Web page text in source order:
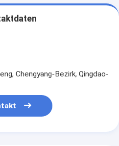
Chengyang-Bezirk, Qingdao-